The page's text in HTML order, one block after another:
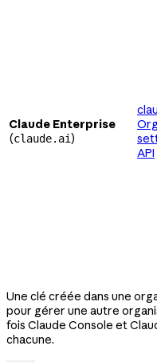
Claude Enterprise
(claude.ai)
API
Une clé créée dans une
pour gérer une autre
fois Claude Console et
chacune.